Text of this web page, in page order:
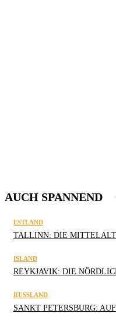
AUCH SPANNEND
ESTLAND
TALLINN: DIE
ISLAND
REYKJAVIK: DIE
RUSSLAND
SANKT PETERSBURG: